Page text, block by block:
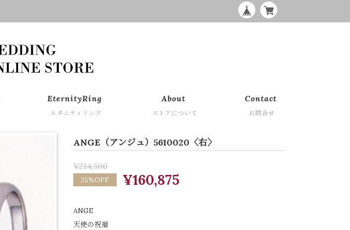
EternityRing
エタニティリング
About
ストアについて
Contact
お問合せ
ANGE（アンジュ）5610020〈右〉
¥214,500
25%OFF ¥160,875
ANGE
天使の祝福